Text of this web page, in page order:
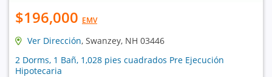
$196,000 EMV
Ver Dirección, Swanzey, NH 03446
2 Dorms, 1 Bañ, 1,028 pies cuadrados Pre Ejecución
Hipotecaria